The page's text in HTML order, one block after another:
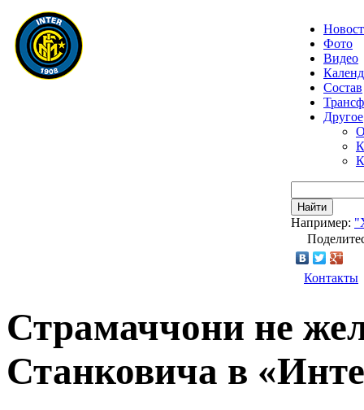
Фото
Видео
Состав
Другое
Найти
Например:
Контакты
Страмаччони не
Станковича в